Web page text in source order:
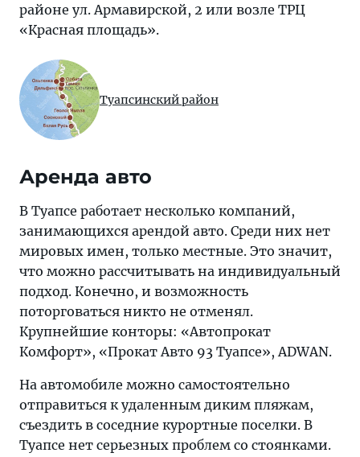
районе ул. Армавирской, 2 или возле ТРЦ
«Красная площадь».
Туапсинский район
Аренда авто
В Туапсе работает несколько компаний,
занимающихся арендой авто. Среди них нет
мировых имен, только местные. Это значит,
что можно рассчитывать на индивидуальный
подход. Конечно, и возможность
поторговаться никто не отменял.
Крупнейшие конторы: «Автопрокат
Комфорт», «Прокат Авто 93 Туапсе», ADWAN.
На автомобиле можно самостоятельно
отправиться к удаленным диким пляжам,
съездить в соседние курортные поселки. В
Туапсе нет серьезных проблем со стоянками.